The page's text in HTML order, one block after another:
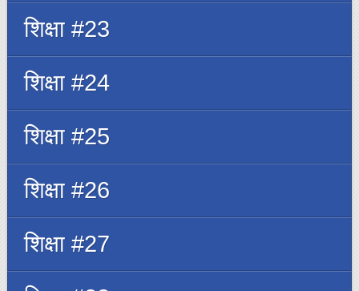
शिक्षा #23
शिक्षा #24
शिक्षा #25
शिक्षा #26
शिक्षा #27